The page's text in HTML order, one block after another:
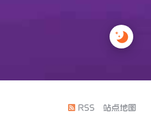
RSS 站点地图